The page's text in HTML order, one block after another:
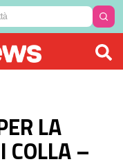
LA
COLLA –